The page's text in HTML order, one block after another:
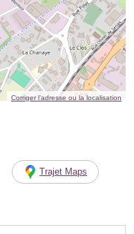
Corriger l’adresse ou la localisation
Trajet Maps